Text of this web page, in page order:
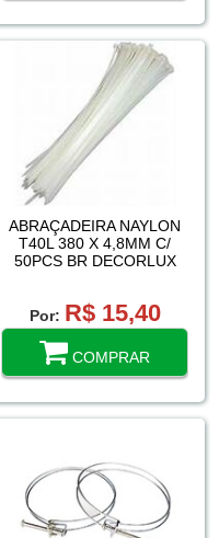
ABRAÇADEIRA NAYLON
T40L 380 X 4,8MM C/
50PCS BR DECORLUX
Por: R$ 15,40
COMPRAR